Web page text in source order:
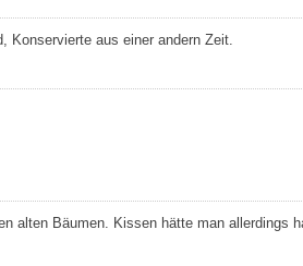
Konservierte aus einer andern Zeit.
alten Bäumen. Kissen hätte man allerdings